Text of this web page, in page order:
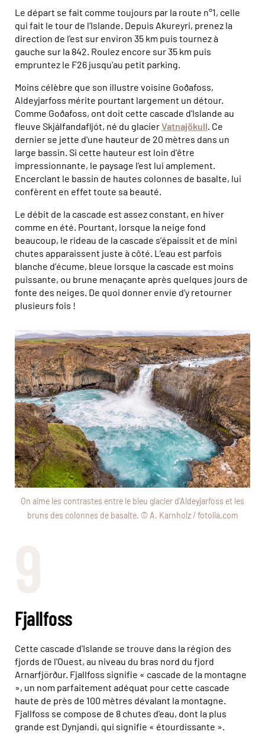
Le départ se fait comme toujours par la route n°1, celle
qui fait le tour de l’Islande. Depuis Akureyri, prenez la
direction de l'est sur environ 35 km puis tournez à
gauche sur la 842. Roulez encore sur 35 km puis
empruntez le F26 jusqu'au petit parking.
Moins célèbre que son illustre voisine Goðafoss,
Aldeyjarfoss mérite pourtant largement un détour.
Comme Goðafoss, ont doit cette cascade d'Islande au
fleuve Skjálfandafljót, né du glacierVatnajökull. Ce
dernier se jette d'une hauteur de 20 mètres dans un
large bassin. Si cette hauteur est loin d'être
impressionnante, le paysage l'est lui amplement.
Encerclant le bassin de hautes colonnes de basalte, lui
confèrent en effet toute sa beauté.
Le débit de la cascade est assez constant, en hiver
comme en été. Pourtant, lorsque la neige fond
beaucoup, le rideau de la cascade s’épaissit et de mini
chutes apparaissent juste à côté. L’eau est parfois
blanche d’écume, bleue lorsque la cascade est moins
puissante, ou brune menaçante après quelques jours de
fonte des neiges. De quoi donner envie d’y retourner
plusieurs fois !
On aime les contrastes entre le bleu glacier d'Aldeyjarfoss et les
bruns des colonnes de basalte. © A. Karnholz / fotolia.com
Fjallfoss
Cette cascade d'Islande se trouve dans la région des
fjords de l'Ouest, au niveau du bras nord du fjord
Arnarfjörður. Fjallfoss signifie « cascade de la montagne
», un nom parfaitement adéquat pour cette cascade
haute de près de 100 mètres dévalant la montagne.
Fjallfoss se compose de 8 chutes d'eau, dont la plus
grande est Dynjandi, qui signifie « étourdissante ».